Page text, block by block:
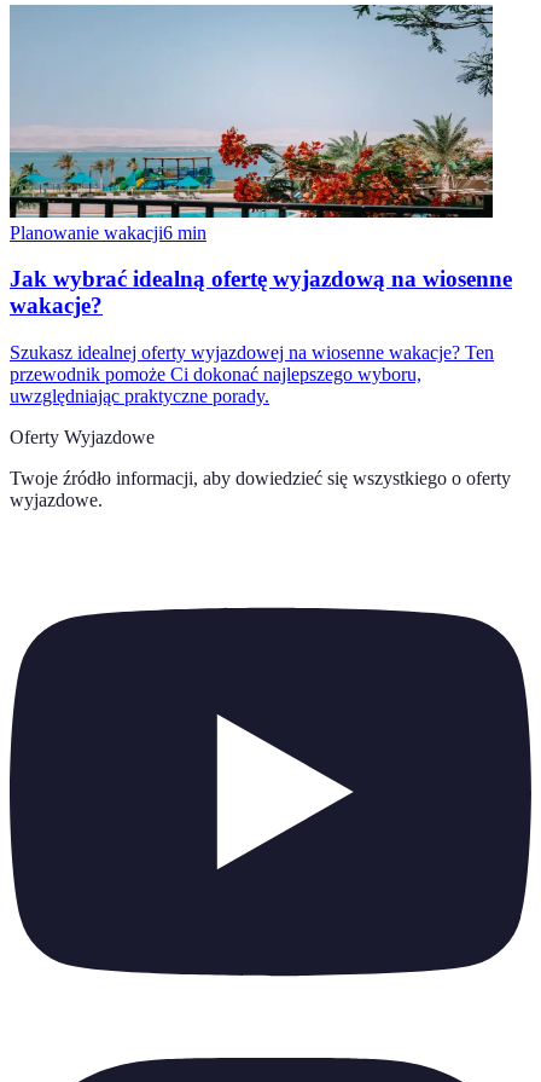
Planowanie wakacji6 min
Jak wybrać idealną ofertę wyjazdową na wiosenne
wakacje?
Szukasz idealnej oferty wyjazdowej na wiosenne wakacje? Ten
przewodnik pomoże Ci dokonać najlepszego wyboru,
uwzględniając praktyczne porady.
Oferty Wyjazdowe
Twoje źródło informacji, aby dowiedzieć się wszystkiego o oferty
wyjazdowe.